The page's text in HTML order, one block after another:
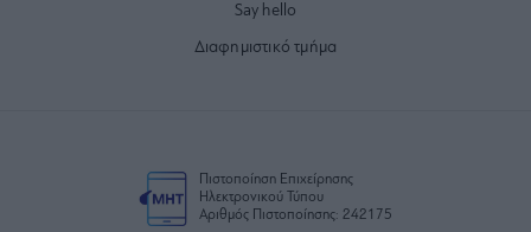
Say hello
Διαφημιστικό τμήμα
Πιστοποίηση Επιχείρησης
Ηλεκτρονικού Τύπου
Αριθμός Πιστοποίησης: 242175